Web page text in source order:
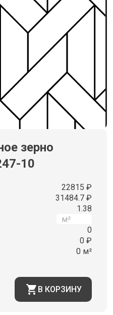
зерно
10
22815 ₽
31484.7 ₽
1.38
0
0 ₽
0 м²
В КОРЗИНУ